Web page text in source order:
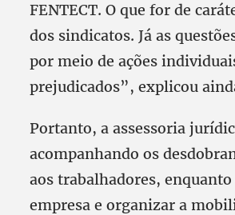
FENTECT. O que for de
dos sindicatos. Já as
por meio de ações
prejudicados”, explicou
Portanto, a assessoria
acompanhando os
aos trabalhadores,
empresa e organizar a